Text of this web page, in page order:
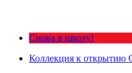
Снова в школу!
Коллекция к открытию